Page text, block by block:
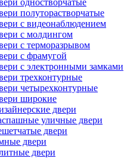
одностворчатые
полуторастворчатые
с видеонаблюдением
с молдингом
с терморазрывом
с фрамугой
с электронными замками
трехконтурные
четырехконтурные
широкие
двери
уличные двери
двери
двери
двери